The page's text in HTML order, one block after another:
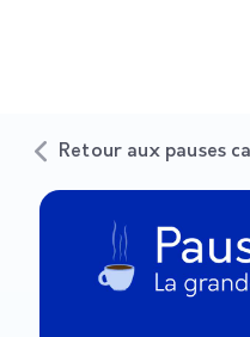
Retour aux pauses